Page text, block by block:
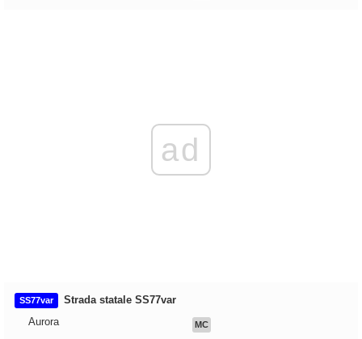
ad
SS77var
Strada statale SS77var
Aurora
MC